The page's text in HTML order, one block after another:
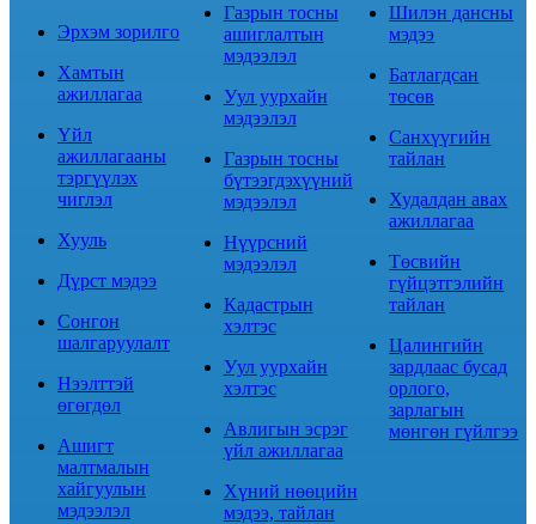
Эрхэм зорилго
Хамтын
ажиллагаа
Үйл
ажиллагааны
тэргүүлэх
чиглэл
Хууль
Дүрст мэдээ
Сонгон
шалгаруулалт
Нээлттэй
өгөгдөл
Ашигт
малтмалын
хайгуулын
мэдээлэл
Газрын тосны
ашиглалтын
мэдээлэл
Уул уурхайн
мэдээлэл
Газрын тосны
бүтээгдэхүүний
мэдээлэл
Нүүрсний
мэдээлэл
Кадастрын
хэлтэс
Уул уурхайн
хэлтэс
Авлигын эсрэг
үйл ажиллагаа
Хүний нөөцийн
мэдээ, тайлан
Шилэн дансны
мэдээ
Батлагдсан
төсөв
Санхүүгийн
тайлан
Худалдан авах
ажиллагаа
Төсвийн
гүйцэтгэлийн
тайлан
Цалингийн
зардлаас бусад
орлого,
зарлагын
мөнгөн гүйлгээ